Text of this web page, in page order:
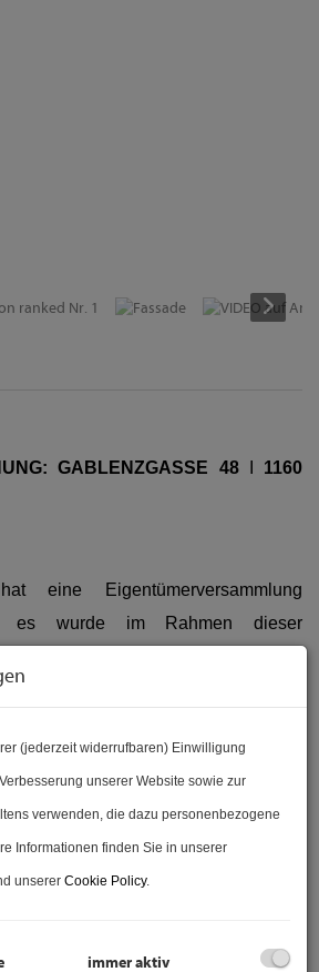
GABLENZGASSE 48
1160
eine Eigentümerversammlung
es wurde im Rahmen dieser
Fragen dazu bitte sehr gerne an
Immobilie zuVERKAUFEN? Gerne
für einen professionellen
zur Verfügung. Wir sind der
"Makler-Empfehlung.at". Unsere
(jederzeit widerrufbaren) Einwilligung
unserer Website sowie zur
verwenden, die dazu personenbezogene
Informationen finden Sie in unserer
unserer Cookie Policy.
immer aktiv